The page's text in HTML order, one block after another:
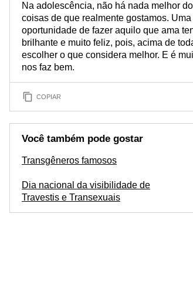
Na adolescência, não há nada melhor
coisas de que realmente gostamos.
oportunidade de fazer aquilo que ama
brilhante e muito feliz, pois, acima de
escolher o que considera melhor. E é
nos faz bem.
COPIAR
Você também pode gostar
Transgêneros famosos
Dia nacional da visibilidade de
Travestis e Transexuais